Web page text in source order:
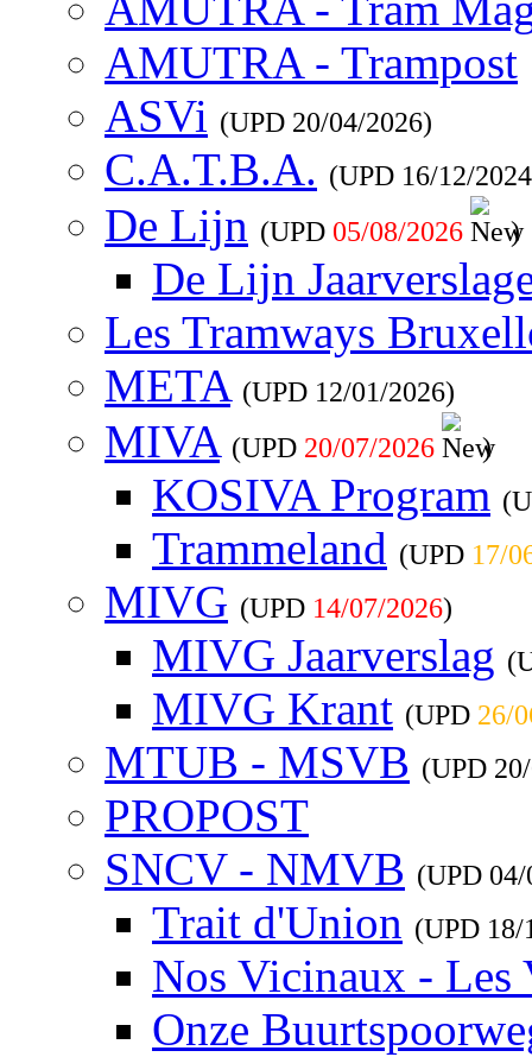
AMUTRA - Trampost
ASVi (UPD 20/04/2026)
C.A.T.B.A. (UPD 16/12/2024
De Lijn (UPD 05/08/2026 )
De Lijn
Les Tramways
META (UPD 12/01/2026)
MIVA (UPD 20/07/2026 )
KOSIVA Program
Trammeland (UPD 17/
MIVG (UPD 14/07/2026)
MIVG Jaarverslag
MIVG Krant (UPD 26/
MTUB - MSVB (UPD
PROPOST
SNCV - NMVB (UPD
Trait d'Union (UPD 18/
Nos Vicinaux - Les
Onze